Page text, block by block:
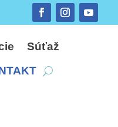
Súťaž